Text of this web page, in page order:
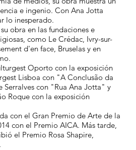
e ingenio. Con Ana Jotta
lo inesperado.
obra en las fundaciones e
como Le Crédac, Ivry-sur-
d'en face, Bruselas y en
Oporto con la exposición
Lisboa con "A Conclusão da
Serralves con "Rua Ana Jotta" y
Roque con la exposición
con el Gran Premio de Arte de la
con el Premio AICA. Más tarde,
el Premio Rosa Shapire,